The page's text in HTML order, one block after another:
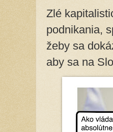
Zlé
podnikania,
žeby sa
aby sa na